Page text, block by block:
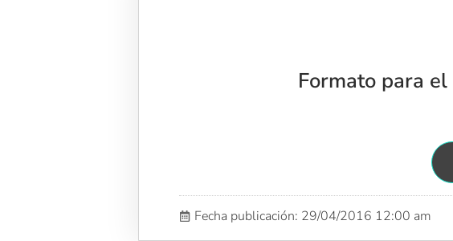
Formato para
Fecha publicación: 29/04/2016 12:00 am